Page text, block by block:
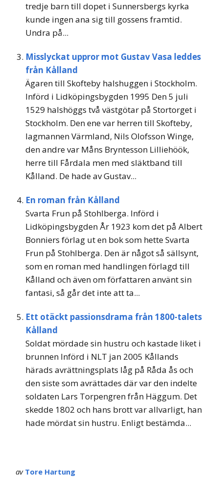
tredje barn till dopet i Sunnersbergs kyrka
kunde ingen ana sig till gossens framtid.
Undra på...
Misslyckat uppror mot Gustav Vasa leddes
från Kålland
Ägaren till Skofteby halshuggen i Stockholm.
Införd i Lidköpingsbygden 1995 Den 5 juli
1529 halshöggs två västgötar på Stortorget i
Stockholm. Den ene var herren till Skofteby,
lagmannen Värmland, Nils Olofsson Winge,
den andre var Måns Bryntesson Lilliehöök,
herre till Fårdala men med släktband till
Kålland. De hade av Gustav...
En roman från Kålland
Svarta Frun på Stohlberga. Införd i
Lidköpingsbygden År 1923 kom det på Albert
Bonniers förlag ut en bok som hette Svarta
Frun på Stohlberga. Den är något så sällsynt,
som en roman med handlingen förlagd till
Kålland och även om författaren använt sin
fantasi, så går det inte att ta...
Ett otäckt passionsdrama från 1800-talets
Kålland
Soldat mördade sin hustru och kastade liket i
brunnen Införd i NLT jan 2005 Kållands
härads avrättningsplats låg på Råda ås och
den siste som avrättades där var den indelte
soldaten Lars Torpengren från Häggum. Det
skedde 1802 och hans brott var allvarligt, han
hade mördat sin hustru. Enligt bestämda...
av Tore Hartung